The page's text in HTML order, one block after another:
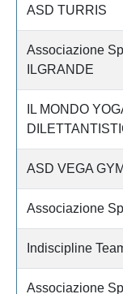
ASD TURRIS
Associazione
ILGRANDE
IL MONDO
ASD VEGA GYM
Associazione
Indiscipline
Associazione